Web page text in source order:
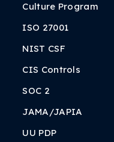
Culture Program
ISO 27001
NIST CSF
CIS Controls
SOC 2
JAMA/JAPIA
UU PDP